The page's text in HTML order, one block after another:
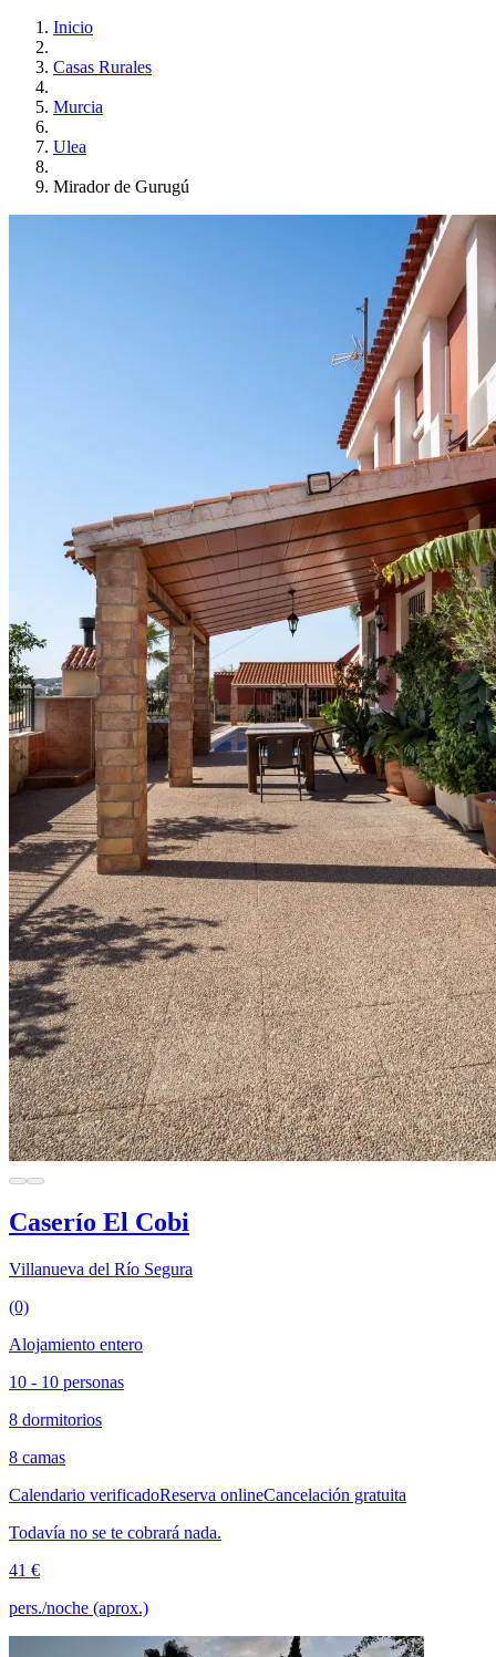
Inicio
Casas Rurales
Murcia
Ulea
Mirador de Gurugú
Caserío El Cobi
Villanueva del Río Segura
(0)
Alojamiento entero
10 - 10 personas
8 dormitorios
8 camas
Calendario verificadoReserva onlineCancelación gratuita
Todavía no se te cobrará nada.
41 €
pers./noche (aprox.)